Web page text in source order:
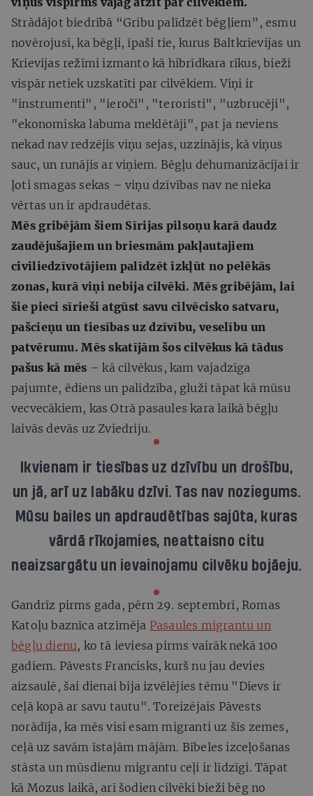
Strādājot biedrībā “Gribu palīdzēt bēgļiem”, esmu
novērojusi, ka bēgļi, īpaši tie, kurus Baltkrievijas un
Krievijas režīmi izmanto kā hibrīdkara rīkus, bieži
vispār netiek uzskatīti par cilvēkiem. Viņi ir
"instrumenti", "ieroči", "teroristi", "uzbrucēji",
"ekonomiska labuma meklētāji", pat ja neviens
nekad nav redzējis viņu sejas, uzzinājis, kā viņus
sauc, un runājis ar viņiem. Bēgļu dehumanizācijai ir
ļoti smagas sekas – viņu dzīvības nav ne nieka
vērtas un ir apdraudētas.
Mēs gribējām šiem Sīrijas pilsoņu karā daudz
zaudējušajiem un briesmām pakļautajiem
civiliedzīvotājiem palīdzēt izkļūt no pelēkās
zonas, kurā viņi nebija cilvēki. Mēs gribējām, lai
šie pieci sīrieši atgūst savu cilvēcisko satvaru,
pašcieņu un tiesības uz dzīvību, veselību un
patvērumu. Mēs skatījām šos cilvēkus kā tādus
pašus kā mēs – kā cilvēkus, kam vajadzīga
pajumte, ēdiens un palīdzība, gluži tāpat kā mūsu
vecvecākiem, kas Otrā pasaules kara laikā bēgļu
laivās devās uz Zviedriju.
Ikvienam ir tiesības uz dzīvību un drošību,
un jā, arī uz labāku dzīvi. Tas nav noziegums.
Mūsu bailes un apdraudētības sajūta, kuras
vārdā rīkojamies, neattaisno citu
neaizsargātu un ievainojamu cilvēku bojāeju.
Gandrīz pirms gada, pērn 29. septembrī, Romas
Katoļu baznīca atzīmēja Pasaules migrantu un
bēgļu dienu, ko tā ieviesa pirms vairāk nekā 100
gadiem. Pāvests Francisks, kurš nu jau devies
aizsaulē, šai dienai bija izvēlējies tēmu "Dievs ir
ceļā kopā ar savu tautu". Toreizējais Pāvests
norādīja, ka mēs visi esam migranti uz šīs zemes,
ceļā uz savām īstajām mājām. Bībeles izceļošanas
stāsta un mūsdienu migrantu ceļi ir līdzīgi. Tāpat
kā Mozus laikā, arī šodien cilvēki bieži bēg no